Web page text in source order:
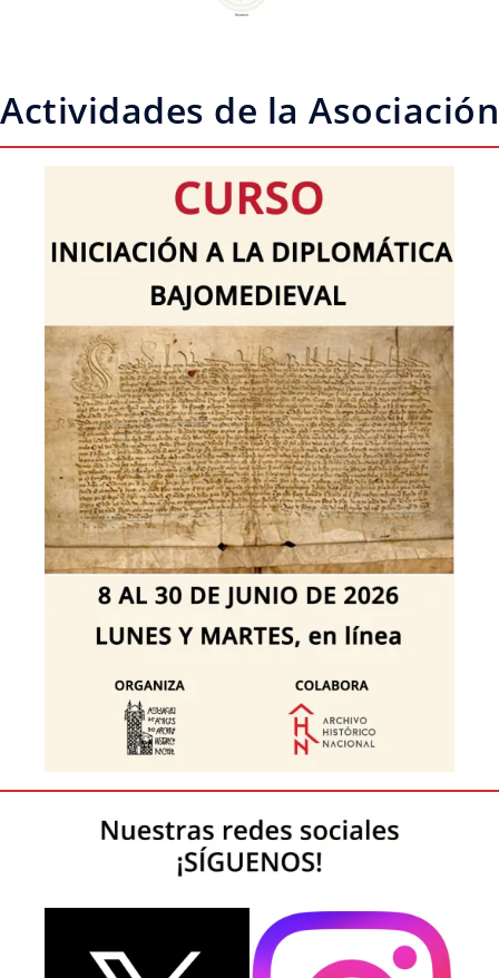
Actividades de la Asociación